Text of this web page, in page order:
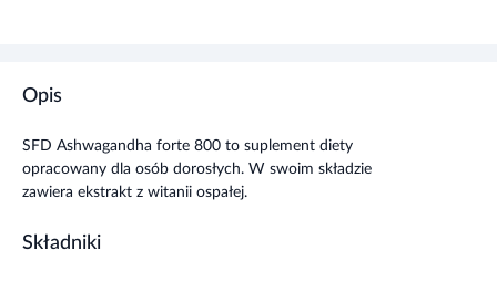
Opis
SFD Ashwagandha forte 800 to suplement diety
opracowany dla osób dorosłych. W swoim składzie
zawiera ekstrakt z witanii ospałej.
Składniki